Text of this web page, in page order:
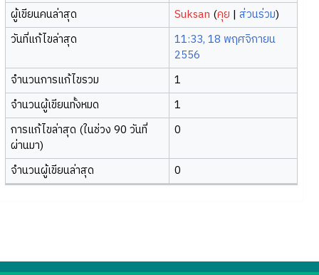
ผู้เขียนคนล่าสุด
Suksan (คุย |ส่วนร่วม)
วันที่แก้ไขล่าสุด
11:33, 18 พฤศจิกายน
2556
จำนวนการแก้ไขรวม
1
จำนวนผู้เขียนทั้งหมด
1
การแก้ไขล่าสุด (ในช่วง 90 วันที่
ผ่านมา)
0
จำนวนผู้เขียนล่าสุด 0